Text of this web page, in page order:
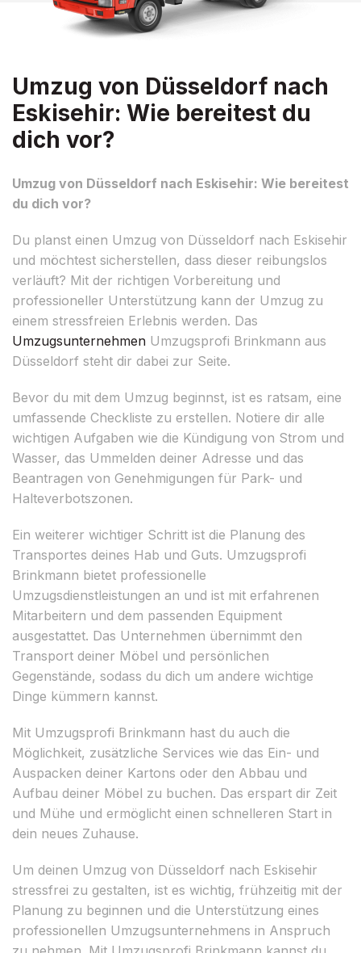
Umzug von Düsseldorf nach
Eskisehir: Wie bereitest du
dich vor?
Umzug von Düsseldorf nach Eskisehir: Wie bereitest
du dich vor?
Du planst einen Umzug von Düsseldorf nach Eskisehir
und möchtest sicherstellen, dass dieser reibungslos
verläuft? Mit der richtigen Vorbereitung und
professioneller Unterstützung kann der Umzug zu
einem stressfreien Erlebnis werden. Das
Umzugsunternehmen Umzugsprofi Brinkmann aus
Düsseldorf steht dir dabei zur Seite.
Bevor du mit dem Umzug beginnst, ist es ratsam, eine
umfassende Checkliste zu erstellen. Notiere dir alle
wichtigen Aufgaben wie die Kündigung von Strom und
Wasser, das Ummelden deiner Adresse und das
Beantragen von Genehmigungen für Park- und
Halteverbotszonen.
Ein weiterer wichtiger Schritt ist die Planung des
Transportes deines Hab und Guts. Umzugsprofi
Brinkmann bietet professionelle
Umzugsdienstleistungen an und ist mit erfahrenen
Mitarbeitern und dem passenden Equipment
ausgestattet. Das Unternehmen übernimmt den
Transport deiner Möbel und persönlichen
Gegenstände, sodass du dich um andere wichtige
Dinge kümmern kannst.
Mit Umzugsprofi Brinkmann hast du auch die
Möglichkeit, zusätzliche Services wie das Ein- und
Auspacken deiner Kartons oder den Abbau und
Aufbau deiner Möbel zu buchen. Das erspart dir Zeit
und Mühe und ermöglicht einen schnelleren Start in
dein neues Zuhause.
Um deinen Umzug von Düsseldorf nach Eskisehir
stressfrei zu gestalten, ist es wichtig, frühzeitig mit der
Planung zu beginnen und die Unterstützung eines
professionellen Umzugsunternehmens in Anspruch